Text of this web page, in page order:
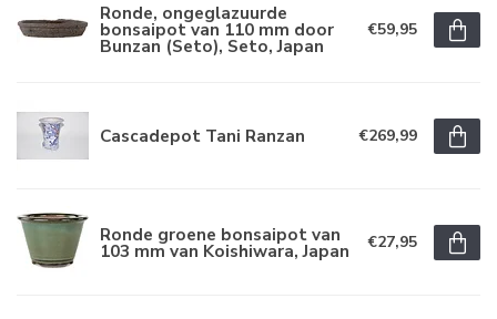
Ronde, ongeglazuurde
bonsaipot van 110 mm door
Bunzan (Seto), Seto, Japan
€59,95
Cascadepot Tani Ranzan €269,99
Ronde groene bonsaipot van
103 mm van Koishiwara, Japan €27,95